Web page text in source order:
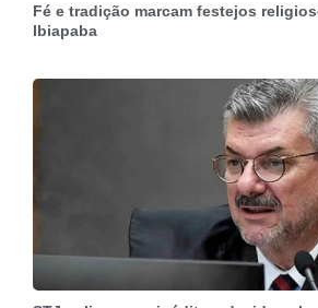
Fé e tradição marcam festejos
Ibiapaba